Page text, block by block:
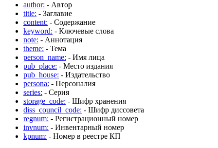
author: - Автор
title: - Заглавие
content: - Содержание
keyword: - Ключевые слова
note: - Аннотация
theme: - Тема
person_name: - Имя лица
pub_place: - Место издания
pub_house: - Издательство
persona: - Персоналия
series: - Серия
storage_code: - Шифр хранения
diss_council_code: - Шифр диссовета
regnum: - Регистрационный номер
invnum: - Инвентарный номер
kpnum: - Номер в реестре КП